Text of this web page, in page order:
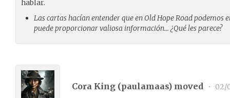
hablar.
Las cartas hacían entender que en Old Hope Road
puede proporcionar valiosa información… ¿Qué les parece?
Cora King (paulamaas) moved • 02/